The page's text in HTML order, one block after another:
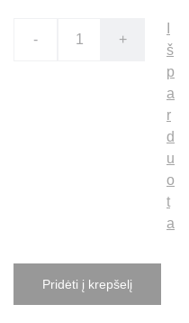
- +
š
p
a
r
d
u
o
t
a
Pridėti į krepšelį